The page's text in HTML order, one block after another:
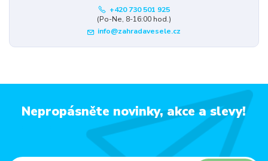
+420 730 501 925
(Po-Ne, 8-16:00 hod.)
info@zahradavesele.cz
Nepropásněte novinky, akce a slevy!